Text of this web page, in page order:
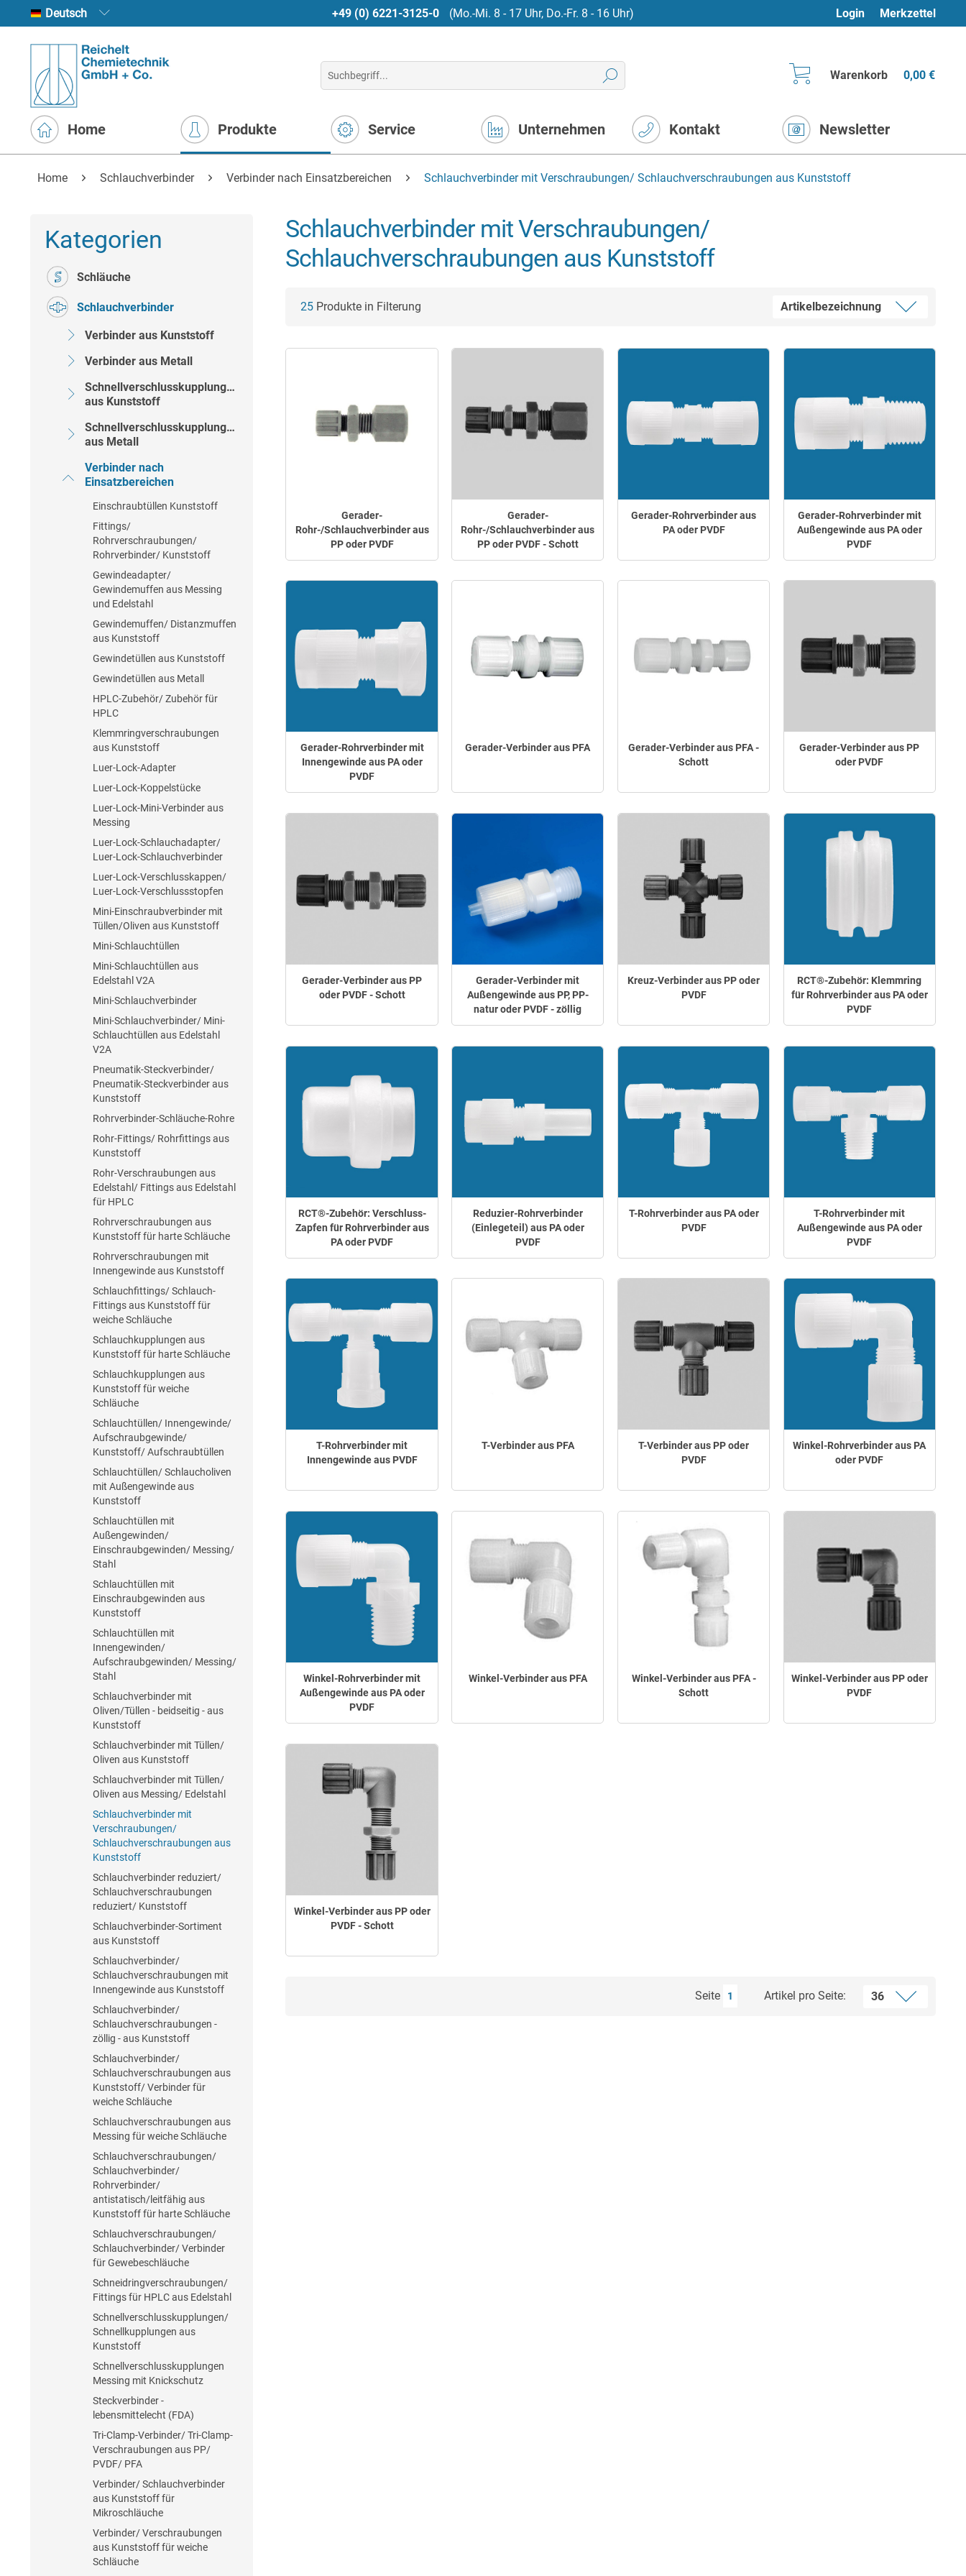
Deutsch +49 (0) 6221-3125-0 (Mo.-Mi. 8 - 17 Uhr, Do.-Fr. 8 - 16 Uhr) Login Merkzettel
Warenkorb 0,00 €
Home Produkte Service Unternehmen Kontakt Newsletter
Home Schlauchverbinder Verbinder nach Einsatzbereichen Schlauchverbinder mit Verschraubungen/ Schlauchverschraubungen aus Kunststoff
Kategorien
Schläuche
Schlauchverbinder
Verbinder aus Kunststoff
Verbinder aus Metall
Schnellverschlusskupplungen
aus Kunststoff
Schnellverschlusskupplungen
aus Metall
Verbinder nach
Einsatzbereichen
Einschraubtüllen Kunststoff
Fittings/
Rohrverschraubungen/
Rohrverbinder/ Kunststoff
Gewindeadapter/
Gewindemuffen aus Messing
und Edelstahl
Gewindemuffen/ Distanzmuffen
aus Kunststoff
Gewindetüllen aus Kunststoff
Gewindetüllen aus Metall
HPLC-Zubehör/ Zubehör für
HPLC
Klemmringverschraubungen
aus Kunststoff
Luer-Lock-Adapter
Luer-Lock-Koppelstücke
Luer-Lock-Mini-Verbinder aus
Messing
Luer-Lock-Schlauchadapter/
Luer-Lock-Schlauchverbinder
Luer-Lock-Verschlusskappen/
Luer-Lock-Verschlussstopfen
Mini-Einschraubverbinder mit
Tüllen/Oliven aus Kunststoff
Mini-Schlauchtüllen
Mini-Schlauchtüllen aus
Edelstahl V2A
Mini-Schlauchverbinder
Mini-Schlauchverbinder/ Mini-
Schlauchtüllen aus Edelstahl
V2A
Pneumatik-Steckverbinder/
Pneumatik-Steckverbinder aus
Kunststoff
Rohrverbinder-Schläuche-Rohre
Rohr-Fittings/ Rohrfittings aus
Kunststoff
Rohr-Verschraubungen aus
Edelstahl/ Fittings aus Edelstahl
für HPLC
Rohrverschraubungen aus
Kunststoff für harte Schläuche
Rohrverschraubungen mit
Innengewinde aus Kunststoff
Schlauchfittings/ Schlauch-
Fittings aus Kunststoff für
weiche Schläuche
Schlauchkupplungen aus
Kunststoff für harte Schläuche
Schlauchkupplungen aus
Kunststoff für weiche
Schläuche
Schlauchtüllen/ Innengewinde/
Aufschraubgewinde/
Kunststoff/ Aufschraubtüllen
Schlauchtüllen/ Schlaucholiven
mit Außengewinde aus
Kunststoff
Schlauchtüllen mit
Außengewinden/
Einschraubgewinden/ Messing/
Stahl
Schlauchtüllen mit
Einschraubgewinden aus
Kunststoff
Schlauchtüllen mit
Innengewinden/
Aufschraubgewinden/ Messing/
Stahl
Schlauchverbinder mit
Oliven/Tüllen - beidseitig - aus
Kunststoff
Schlauchverbinder mit Tüllen/
Oliven aus Kunststoff
Schlauchverbinder mit Tüllen/
Oliven aus Messing/ Edelstahl
Schlauchverbinder mit
Verschraubungen/
Schlauchverschraubungen aus
Kunststoff
Schlauchverbinder reduziert/
Schlauchverschraubungen
reduziert/ Kunststoff
Schlauchverbinder-Sortiment
aus Kunststoff
Schlauchverbinder/
Schlauchverschraubungen mit
Innengewinde aus Kunststoff
Schlauchverbinder/
Schlauchverschraubungen -
zöllig - aus Kunststoff
Schlauchverbinder/
Schlauchverschraubungen aus
Kunststoff/ Verbinder für
weiche Schläuche
Schlauchverschraubungen aus
Messing für weiche Schläuche
Schlauchverschraubungen/
Schlauchverbinder/
Rohrverbinder/
antistatisch/leitfähig aus
Kunststoff für harte Schläuche
Schlauchverschraubungen/
Schlauchverbinder/ Verbinder
für Gewebeschläuche
Schneidringverschraubungen/
Fittings für HPLC aus Edelstahl
Schnellverschlusskupplungen/
Schnellkupplungen aus
Kunststoff
Schnellverschlusskupplungen
Messing mit Knickschutz
Steckverbinder -
lebensmittelecht (FDA)
Tri-Clamp-Verbinder/ Tri-Clamp-
Verschraubungen aus PP/
PVDF/ PFA
Verbinder/ Schlauchverbinder
aus Kunststoff für
Mikroschläuche
Verbinder/ Verschraubungen
aus Kunststoff für weiche
Schläuche
Schlauchverbinder mit Verschraubungen/
Schlauchverschraubungen aus Kunststoff
25 Produkte in Filterung
Gerader-
Rohr-/Schlauchverbinder aus
PP oder PVDF
Gerader-
Rohr-/Schlauchverbinder aus
PP oder PVDF - Schott
Gerader-Rohrverbinder aus
PA oder PVDF
Gerader-Rohrverbinder mit
Außengewinde aus PA oder
PVDF
Gerader-Rohrverbinder mit
Innengewinde aus PA oder
PVDF
Gerader-Verbinder aus PFA
Gerader-Verbinder aus PFA -
Schott
Gerader-Verbinder aus PP
oder PVDF
Gerader-Verbinder aus PP
oder PVDF - Schott
Gerader-Verbinder mit
Außengewinde aus PP, PP-
natur oder PVDF - zöllig
Kreuz-Verbinder aus PP oder
PVDF
RCT®-Zubehör: Klemmring
für Rohrverbinder aus PA oder
PVDF
RCT®-Zubehör: Verschluss-
Zapfen für Rohrverbinder aus
PA oder PVDF
Reduzier-Rohrverbinder
(Einlegeteil) aus PA oder
PVDF
T-Rohrverbinder aus PA oder
PVDF
T-Rohrverbinder mit
Außengewinde aus PA oder
PVDF
T-Rohrverbinder mit
Innengewinde aus PVDF
T-Verbinder aus PFA
T-Verbinder aus PP oder
PVDF
Winkel-Rohrverbinder aus PA
oder PVDF
Winkel-Rohrverbinder mit
Außengewinde aus PA oder
PVDF
Winkel-Verbinder aus PFA
Winkel-Verbinder aus PFA -
Schott
Winkel-Verbinder aus PP oder
PVDF
Winkel-Verbinder aus PP oder
PVDF - Schott
Seite 1 Artikel pro Seite: